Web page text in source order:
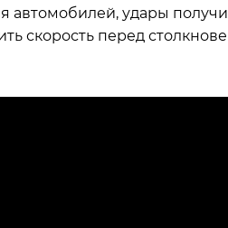
удары
скорость перед